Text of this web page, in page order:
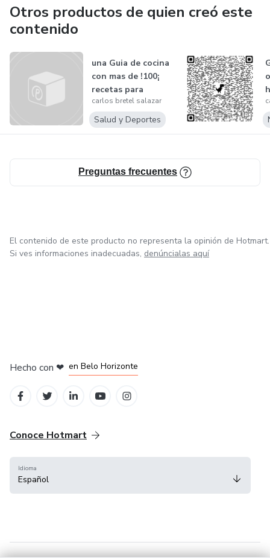
Otros productos de quien creó este
contenido
una Guia de cocina
con mas de !100¡
recetas para
cocinar
carlos bretel salazar
Salud y Deportes
Preguntas frecuentes
El contenido de este producto no representa la opinión de Hotmart.
Si ves informaciones inadecuadas, denúncialas aquí
Hecho con ❤ en Belo Horizonte
Conoce Hotmart
Idioma
Español